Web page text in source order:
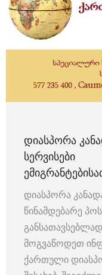
ᲓᲘᲐᲡᲞᲝᲠᲐ
ᲡᲔᲠᲕᲘᲡᲔᲑᲘ
დიასპორა
წინამდებარე
მოგვაწოდეთ
ქართული